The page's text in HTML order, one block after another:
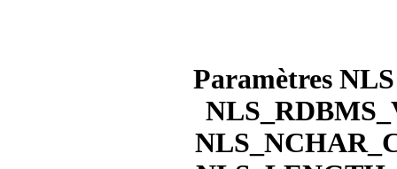
Paramètres